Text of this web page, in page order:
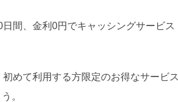
間、金利0円でキャッシングサービス
めて利用する方限定のお得なサービス
。